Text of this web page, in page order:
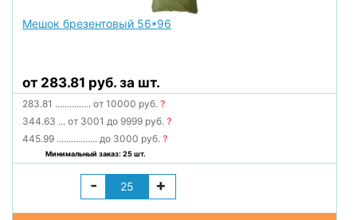
Мешок брезентовый 56*96
от 283.81 руб. за шт.
283.81 ............... от 10000 руб.?
344.63 ... от 3001 до 9999 руб.?
445.99 ................. до 3000 руб.?
Минимальный заказ: 25 шт.
- +